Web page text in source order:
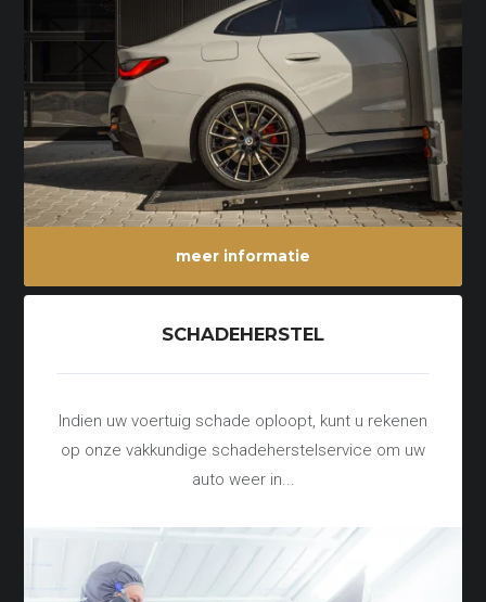
meer informatie
SCHADEHERSTEL
Indien uw voertuig schade oploopt, kunt u rekenen
op onze vakkundige schadeherstelservice om uw
auto weer in...